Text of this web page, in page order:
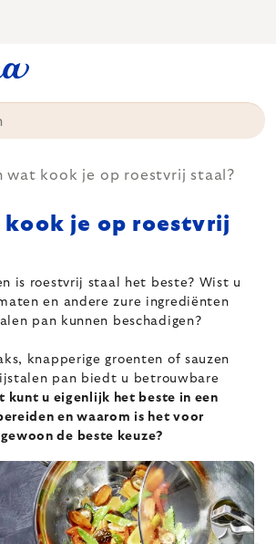
wat kook je op roestvrij staal?
kook je op roestvrij
is roestvrij staal het beste? Wist u
en andere zure ingrediënten
pan kunnen beschadigen?
knapperige groenten of sauzen
pan biedt u betrouwbare
kunt u eigenlijk het beste in een
en waarom is het voor
de beste keuze?